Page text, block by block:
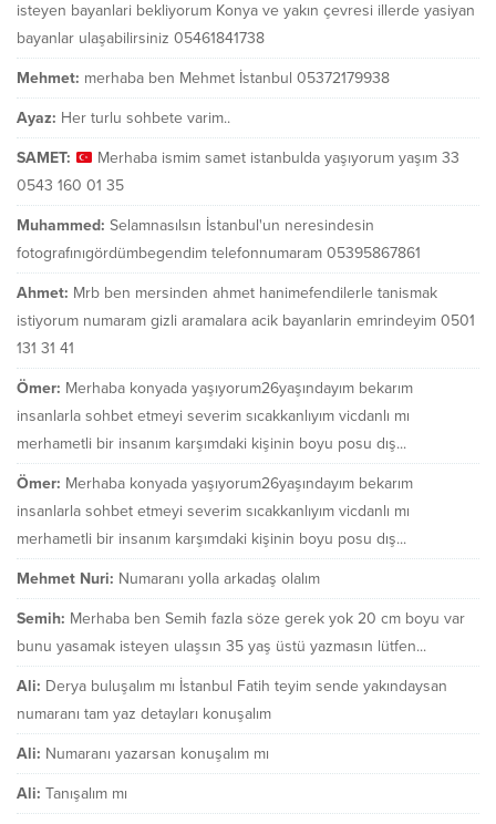
isteyen bayanlari bekliyorum Konya ve yakın çevresi illerde yasiyan
bayanlar ulaşabilirsiniz 05461841738
Mehmet: merhaba ben Mehmet İstanbul 05372179938
Ayaz: Her turlu sohbete varim..
SAMET:
Merhaba ismim samet istanbulda yaşıyorum yaşım 33
0543 160 01 35
Muhammed: Selamnasılsın İstanbul'un neresindesin
fotografınıgördümbegendim telefonnumaram 05395867861
Ahmet: Mrb ben mersinden ahmet hanimefendilerle tanismak
istiyorum numaram gizli aramalara acik bayanlarin emrindeyim 0501
131 31 41
Ömer: Merhaba konyada yaşıyorum26yaşındayım bekarım
insanlarla sohbet etmeyi severim sıcakkanlıyım vicdanlı mı
merhametli bir insanım karşımdaki kişinin boyu posu dış...
Ömer: Merhaba konyada yaşıyorum26yaşındayım bekarım
insanlarla sohbet etmeyi severim sıcakkanlıyım vicdanlı mı
merhametli bir insanım karşımdaki kişinin boyu posu dış...
Mehmet Nuri: Numaranı yolla arkadaş olalım
Semih: Merhaba ben Semih fazla söze gerek yok 20 cm boyu var
bunu yasamak isteyen ulaşsın 35 yaş üstü yazmasın lütfen...
Ali: Derya buluşalım mı İstanbul Fatih teyim sende yakındaysan
numaranı tam yaz detayları konuşalım
Ali: Numaranı yazarsan konuşalım mı
Ali: Tanışalım mı